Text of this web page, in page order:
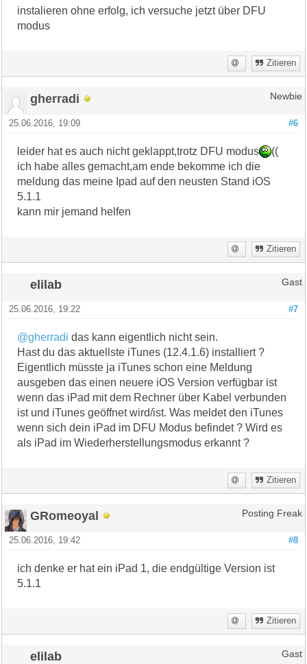
instalieren ohne erfolg, ich versuche jetzt über DFU
modus
Zitieren
gherradi Newbie
#6
25.06.2016, 19:09
leider hat es auch nicht geklappt,trotz DFU modus
((
ich habe alles gemacht,am ende bekomme ich die
meldung das meine Ipad auf den neusten Stand iOS
5.1.1
kann mir jemand helfen
Zitieren
elilab Gast
#7
25.06.2016, 19:22
@gherradi das kann eigentlich nicht sein.
Hast du das aktuellste iTunes (12.4.1.6) installiert ?
Eigentlich müsste ja iTunes schon eine Meldung
ausgeben das einen neuere iOS Version verfügbar ist
wenn das iPad mit dem Rechner über Kabel verbunden
ist und iTunes geöffnet wird/ist. Was meldet den iTunes
wenn sich dein iPad im DFU Modus befindet ? Wird es
als iPad im Wiederherstellungsmodus erkannt ?
Zitieren
GRomeoyal Posting Freak
#8
25.06.2016, 19:42
ich denke er hat ein iPad 1, die endgültige Version ist
5.1.1
Zitieren
elilab Gast